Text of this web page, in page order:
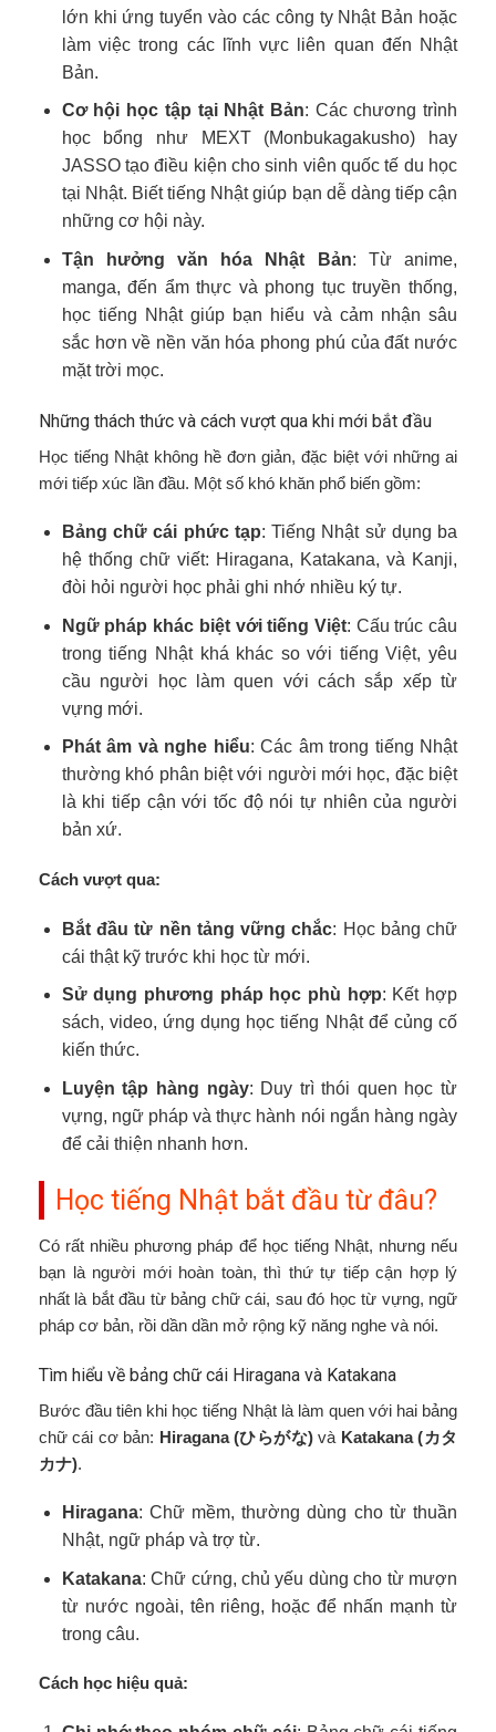
lớn khi ứng tuyển vào các công ty Nhật Bản hoặc
làm việc trong các lĩnh vực liên quan đến Nhật
Bản.
Cơ hội học tập tại Nhật Bản: Các chương trình
học bổng như MEXT (Monbukagakusho) hay
JASSO tạo điều kiện cho sinh viên quốc tế du học
tại Nhật. Biết tiếng Nhật giúp bạn dễ dàng tiếp cận
những cơ hội này.
Tận hưởng văn hóa Nhật Bản: Từ anime,
manga, đến ẩm thực và phong tục truyền thống,
học tiếng Nhật giúp bạn hiểu và cảm nhận sâu
sắc hơn về nền văn hóa phong phú của đất nước
mặt trời mọc.
Những thách thức và cách vượt qua khi mới bắt đầu
Học tiếng Nhật không hề đơn giản, đặc biệt với những ai
mới tiếp xúc lần đầu. Một số khó khăn phổ biến gồm:
Bảng chữ cái phức tạp: Tiếng Nhật sử dụng ba
hệ thống chữ viết: Hiragana, Katakana, và Kanji,
đòi hỏi người học phải ghi nhớ nhiều ký tự.
Ngữ pháp khác biệt với tiếng Việt: Cấu trúc câu
trong tiếng Nhật khá khác so với tiếng Việt, yêu
cầu người học làm quen với cách sắp xếp từ
vựng mới.
Phát âm và nghe hiểu: Các âm trong tiếng Nhật
thường khó phân biệt với người mới học, đặc biệt
là khi tiếp cận với tốc độ nói tự nhiên của người
bản xứ.
Cách vượt qua:
Bắt đầu từ nền tảng vững chắc: Học bảng chữ
cái thật kỹ trước khi học từ mới.
Sử dụng phương pháp học phù hợp: Kết hợp
sách, video, ứng dụng học tiếng Nhật để củng cố
kiến thức.
Luyện tập hàng ngày: Duy trì thói quen học từ
vựng, ngữ pháp và thực hành nói ngắn hàng ngày
để cải thiện nhanh hơn.
Học tiếng Nhật bắt đầu từ đâu?
Có rất nhiều phương pháp để học tiếng Nhật, nhưng nếu
bạn là người mới hoàn toàn, thì thứ tự tiếp cận hợp lý
nhất là bắt đầu từ bảng chữ cái, sau đó học từ vựng, ngữ
pháp cơ bản, rồi dần dần mở rộng kỹ năng nghe và nói.
Tìm hiểu về bảng chữ cái Hiragana và Katakana
Bước đầu tiên khi học tiếng Nhật là làm quen với hai bảng
chữ cái cơ bản: Hiragana (ひらがな) và Katakana (カタ
カナ).
Hiragana: Chữ mềm, thường dùng cho từ thuần
Nhật, ngữ pháp và trợ từ.
Katakana: Chữ cứng, chủ yếu dùng cho từ mượn
từ nước ngoài, tên riêng, hoặc để nhấn mạnh từ
trong câu.
Cách học hiệu quả: